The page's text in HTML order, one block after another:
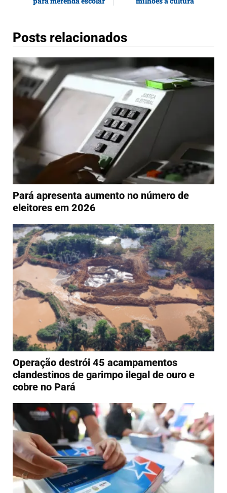
Posts relacionados
Pará apresenta aumento no número de
eleitores em 2026
Operação destrói 45 acampamentos
clandestinos de garimpo ilegal de ouro e
cobre no Pará